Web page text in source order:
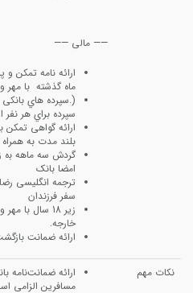
—— مالی ——
ﻣﺎه ﮔﺬﺷﺘﻪ ﺑﺎ
(.ﺳﭙﺮده ﻫﺎي
ﺳﭙﺮده ﺑﺮاي ﻫﺮ ﻧﻔﺮ از ﻣﺒﻠﻎ 500/000/
اراﺋﻪ ﮔﻮاﻫﯽ ﺗﻤﮑﻦ
ﺑﻠﻨﺪ ﻣﺪت ﺑﻪ ﻫﻤﺮاه
گردش سه ﻣﺎﻫﻪ ﺑه
اﻣﻀﺎ ﺑﺎﻧﮏ
ﺗﺮﺟﻤﻪ اﻧﮕﻠﯿﺴﯽ
ﺳﻔﺮ ﻓﺮزﻧﺪان
زﯾﺮ 18 ﺳﺎل
ﺧﺎرﺟﻪ.
اراﺋﻪ ﺿﻤﺎﻧﺖ ﺑﺎزﮔﺸﺖ هر نفر 70
نکات مهم
ارائه ضمانت‌نامه
مسافرین الزامی